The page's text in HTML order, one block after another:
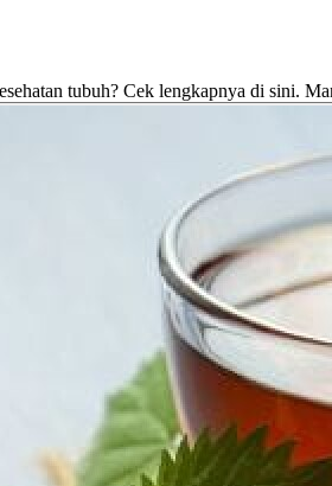
tubuh? Cek lengkapnya di sini.